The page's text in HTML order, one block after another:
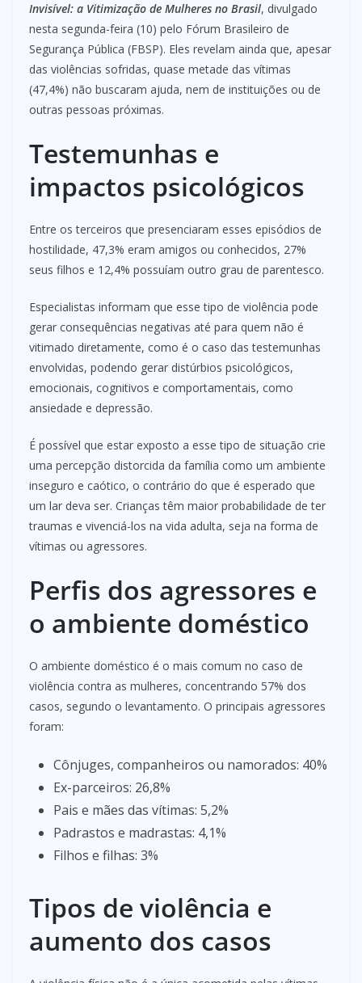
Invisível: a Vitimização de Mulheres no Brasil, divulgado
nesta segunda-feira (10) pelo Fórum Brasileiro de
Segurança Pública (FBSP). Eles revelam ainda que, apesar
das violências sofridas, quase metade das vítimas
(47,4%) não buscaram ajuda, nem de instituições ou de
outras pessoas próximas.
Testemunhas e
impactos psicológicos
Entre os terceiros que presenciaram esses episódios de
hostilidade, 47,3% eram amigos ou conhecidos, 27%
seus filhos e 12,4% possuíam outro grau de parentesco.
Especialistas informam que esse tipo de violência pode
gerar consequências negativas até para quem não é
vitimado diretamente, como é o caso das testemunhas
envolvidas, podendo gerar distúrbios psicológicos,
emocionais, cognitivos e comportamentais, como
ansiedade e depressão.
É possível que estar exposto a esse tipo de situação crie
uma percepção distorcida da família como um ambiente
inseguro e caótico, o contrário do que é esperado que
um lar deva ser. Crianças têm maior probabilidade de ter
traumas e vivenciá-los na vida adulta, seja na forma de
vítimas ou agressores.
Perfis dos agressores e
o ambiente doméstico
O ambiente doméstico é o mais comum no caso de
violência contra as mulheres, concentrando 57% dos
casos, segundo o levantamento. O principais agressores
foram:
Cônjuges, companheiros ou namorados: 40%
Ex-parceiros: 26,8%
Pais e mães das vítimas: 5,2%
Padrastos e madrastas: 4,1%
Filhos e filhas: 3%
Tipos de violência e
aumento dos casos